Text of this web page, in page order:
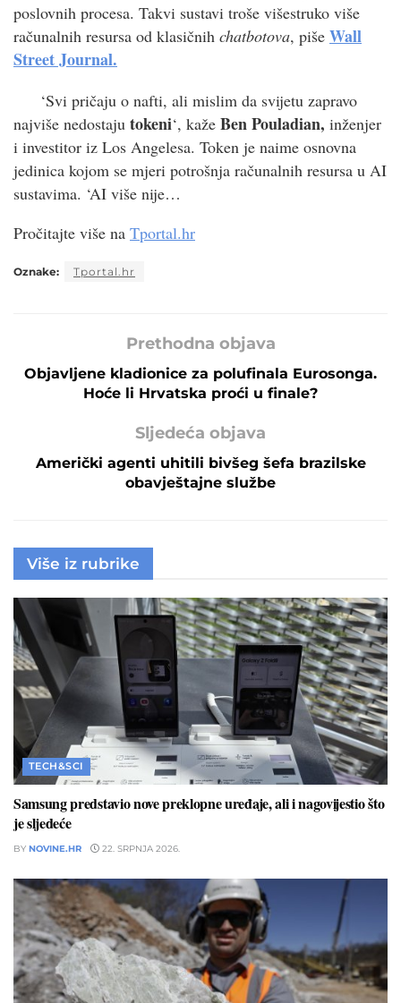
poslovnih procesa. Takvi sustavi troše višestruko više
računalnih resursa od klasičnih chatbotova, piše Wall
Street Journal.
‘Svi pričaju o nafti, ali mislim da svijetu zapravo
najviše nedostaju tokeni‘, kaže Ben Pouladian, inženjer
i investitor iz Los Angelesa. Token je naime osnovna
jedinica kojom se mjeri potrošnja računalnih resursa u AI
sustavima. ‘AI više nije…
Pročitajte više na Tportal.hr
Oznake: Tportal.hr
Prethodna objava
Objavljene kladionice za polufinala Eurosonga.
Hoće li Hrvatska proći u finale?
Sljedeća objava
Američki agenti uhitili bivšeg šefa brazilske
obavještajne službe
Više iz rubrike
TECH&SCI
Samsung predstavio nove preklopne uređaje, ali i nagovijestio što
je sljedeće
BY NOVINE.HR 22. SRPNJA 2026.